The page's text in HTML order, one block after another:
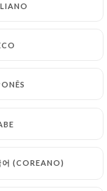
어 (COREANO)
어 (COREANO)